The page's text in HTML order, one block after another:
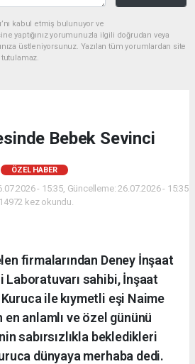
kabul etmiş bulunuyor ve
yaptığınız yorumunuzla ilgili doğrudan veya
üstleniyorsunuz. Yazılan tüm yorumlardan site
Bebek Sevinci
ÖZEL HABER
- 15:35, Güncelleme: 26.07.2026 - 15:35
14972 kez okundu.
firmalarından Deney İnşaat
Laboratuvarı sahibi, İnşaat
ile kıymetli eşi Naime
en anlamlı ve özel gününü
sabırsızlıkla bekledikleri
dünyaya merhaba dedi.